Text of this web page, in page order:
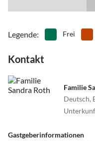
Legende: Frei
Kontakt
Familie
Deutsch,
Gastgeberinformationen